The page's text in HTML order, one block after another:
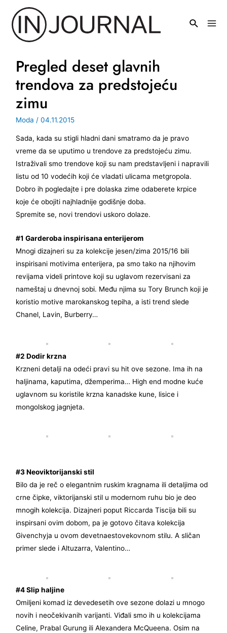
sadržaj
Pregled deset glavnih
trendova za predstojeću
zimu
Moda /04.11.2015
Sada, kada su stigli hladni dani smatramo da je pravo
vreme da se uputimo u trendove za predstojeću zimu.
Istraživali smo trendove koji su nam predstavljeni i napravili
listu od 10 vodećih koji će vladati ulicama metgropola.
Dobro ih pogledajte i pre dolaska zime odaberete krpice
koje će obojiti najhladnije godišnje doba.
Spremite se, novi trendovi uskoro dolaze.
#1 Garderoba inspirisana enterijerom
Mnogi dizajneri su za kolekcije jesen/zima 2015/16 bili
inspirisani motivima enterijera, pa smo tako na njihovim
revijama videli printove koji su uglavom rezervisani za
nameštaj u dnevnoj sobi. Među njima su Tory Brunch koji je
koristio motive marokanskog tepiha, a isti trend slede
Chanel, Lavin, Burberry…
#2 Dodir krzna
Krzneni detalji na odeći pravi su hit ove sezone. Ima ih na
haljinama, kaputima, džemperima… High end modne kuće
uglavnom su koristile krzna kanadske kune, lisice i
mongolskog jagnjeta.
#3 Neoviktorijanski stil
Bilo da je reč o elegantnim ruskim kragnama ili detaljima od
crne čipke, viktorijanski stil u modernom ruhu bio je deo
mnogih kolekcija. Dizajneri poput Riccarda Tiscija bili su
inspirsani ovim dobom, pa je gotovo čitava kolekcija
Givenchyja u ovom devetnaestovekovnom stilu. A sličan
primer slede i Altuzarra, Valentino…
#4 Slip haljine
Omiljeni komad iz devedesetih ove sezone dolazi u mnogo
novih i neočekivanih varijanti. Viđali smo ih u kolekcijama
Celine, Prabal Gurung ili Alexandera McQueena. Osim na